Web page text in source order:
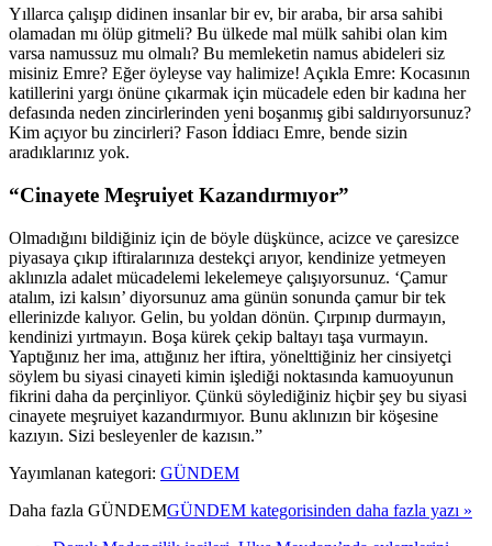
Yıllarca çalışıp didinen insanlar bir ev, bir araba, bir arsa sahibi
olamadan mı ölüp gitmeli? Bu ülkede mal mülk sahibi olan kim
varsa namussuz mu olmalı? Bu memleketin namus abideleri siz
misiniz Emre? Eğer öyleyse vay halimize! Açıkla Emre: Kocasının
katillerini yargı önüne çıkarmak için mücadele eden bir kadına her
defasında neden zincirlerinden yeni boşanmış gibi saldırıyorsunuz?
Kim açıyor bu zincirleri? Fason İddiacı Emre, bende sizin
aradıklarınız yok.
“Cinayete Meşruiyet Kazandırmıyor”
Olmadığını bildiğiniz için de böyle düşkünce, acizce ve çaresizce
piyasaya çıkıp iftiralarınıza destekçi arıyor, kendinize yetmeyen
aklınızla adalet mücadelemi lekelemeye çalışıyorsunuz. ‘Çamur
atalım, izi kalsın’ diyorsunuz ama günün sonunda çamur bir tek
ellerinizde kalıyor. Gelin, bu yoldan dönün. Çırpınıp durmayın,
kendinizi yırtmayın. Boşa kürek çekip baltayı taşa vurmayın.
Yaptığınız her ima, attığınız her iftira, yönelttiğiniz her cinsiyetçi
söylem bu siyasi cinayeti kimin işlediği noktasında kamuoyunun
fikrini daha da perçinliyor. Çünkü söylediğiniz hiçbir şey bu siyasi
cinayete meşruiyet kazandırmıyor. Bunu aklınızın bir köşesine
kazıyın. Sizi besleyenler de kazısın.”
Yayımlanan kategori: GÜNDEM
Daha fazla GÜNDEMGÜNDEM kategorisinden daha fazla yazı »